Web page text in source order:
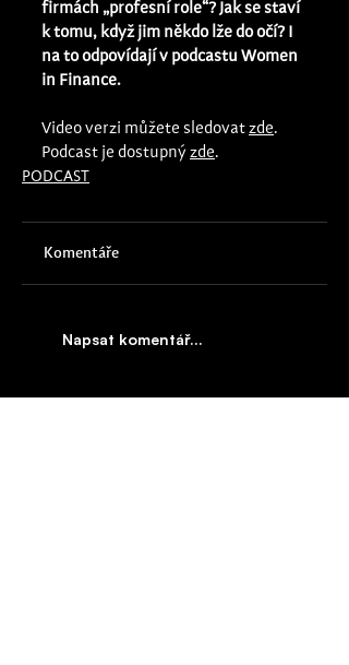
firmách „profesní role“? Jak se staví
k tomu, když jim někdo lže do očí? I
na to odpovídají v podcastu Women
in Finance.
Video verzi můžete sledovat zde.
Podcast je dostupný zde.
PODCAST
Komentáře
Napsat komentář...